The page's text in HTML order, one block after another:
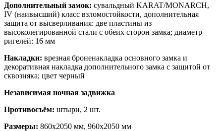
Дополнительный замок: сувальдный KARAT/MONARCH,
IV (наивысший) класс взломостойкости, дополнительная
защита от высверливания: две пластины из
высоколегированной стали с обеих сторон замка; диаметр
ригелей: 16 мм
Накладки: врезная броненакладка основного замка и
декоративная накладка дополнительного замка с защитой от
сквозняка; цвет черный
Независимая ночная задвижка
Противосъём: штыри, 2 шт.
Размеры: 860х2050 мм, 960х2050 мм